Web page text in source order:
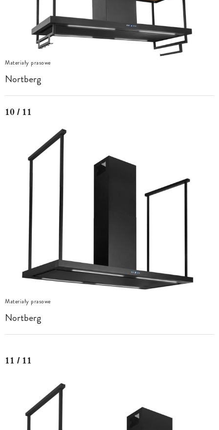
Materiały prasowe
Nortberg
10 / 11
Materiały prasowe
Nortberg
11 / 11